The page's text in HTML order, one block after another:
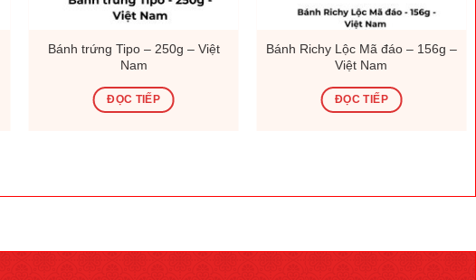
Bánh trứng Tipo – 250g – Việt
Nam
ĐỌC TIẾP
Bánh Richy Lộc Mã đáo – 156g –
Việt Nam
ĐỌC TIẾP